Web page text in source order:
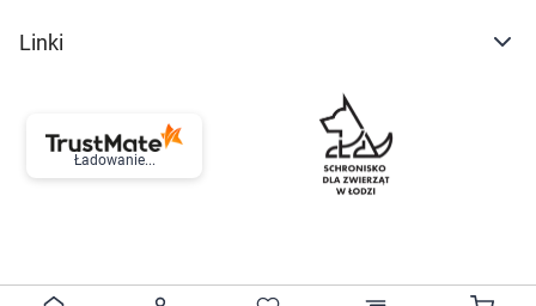
Linki
Ładowanie...